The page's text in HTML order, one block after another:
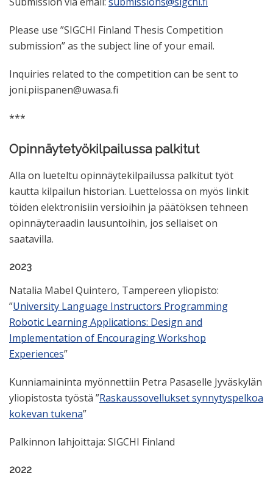
Please use ”SIGCHI Finland Thesis Competition
submission” as the subject line of your email.
Inquiries related to the competition can be sent to
joni.piispanen@uwasa.fi
***
Opinnäytetyökilpailussa palkitut
Alla on lueteltu opinnäytekilpailussa palkitut työt
kautta kilpailun historian. Luettelossa on myös linkit
töiden elektronisiin versioihin ja päätöksen tehneen
opinnäyteraadin lausuntoihin, jos sellaiset on
saatavilla.
2023
Natalia Mabel Quintero, Tampereen yliopisto:
”University Language Instructors Programming
Robotic Learning Applications: Design and
Implementation of Encouraging Workshop
Experiences”
Kunniamaininta myönnettiin Petra Pasaselle Jyväskylän
yliopistosta työstä ”Raskaussovellukset synnytyspelkoa
kokevan tukena”
Palkinnon lahjoittaja: SIGCHI Finland
2022